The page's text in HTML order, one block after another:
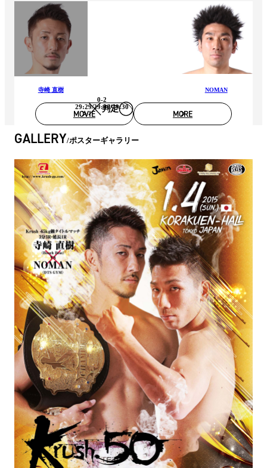
寺崎 直樹
判定
0-2
29:29/29:30/29:30
NOMAN
MOVIE MORE
GALLERY ポスターギャラリー